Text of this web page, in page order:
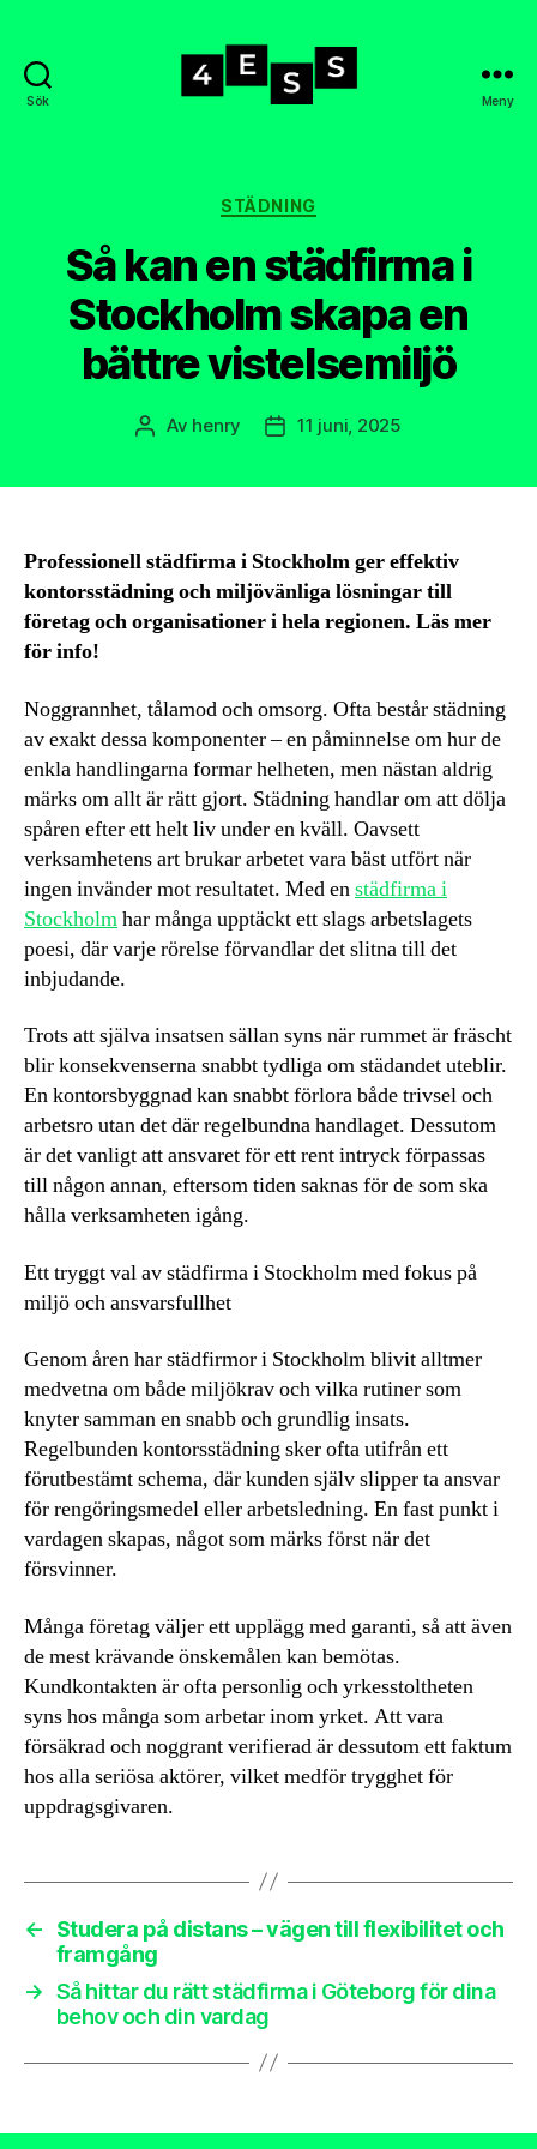
Sök Meny
Kategorier
STÄDNING
Så kan en städfirma i
Stockholm skapa en
bättre vistelsemiljö
Inläggsförfattare
Av henry Inläggsdatum
11 juni, 2025
Professionell städfirma i Stockholm ger effektiv
kontorsstädning och miljövänliga lösningar till
företag och organisationer i hela regionen. Läs mer
för info!
Noggrannhet, tålamod och omsorg. Ofta består städning
av exakt dessa komponenter – en påminnelse om hur de
enkla handlingarna formar helheten, men nästan aldrig
märks om allt är rätt gjort. Städning handlar om att dölja
spåren efter ett helt liv under en kväll. Oavsett
verksamhetens art brukar arbetet vara bäst utfört när
ingen invänder mot resultatet. Med enstädfirma i
Stockholmhar många upptäckt ett slags arbetslagets
poesi, där varje rörelse förvandlar det slitna till det
inbjudande.
Trots att själva insatsen sällan syns när rummet är fräscht
blir konsekvenserna snabbt tydliga om städandet uteblir.
En kontorsbyggnad kan snabbt förlora både trivsel och
arbetsro utan det där regelbundna handlaget. Dessutom
är det vanligt att ansvaret för ett rent intryck förpassas
till någon annan, eftersom tiden saknas för de som ska
hålla verksamheten igång.
Ett tryggt val av städfirma i Stockholm med fokus på
miljö och ansvarsfullhet
Genom åren har städfirmor i Stockholm blivit alltmer
medvetna om både miljökrav och vilka rutiner som
knyter samman en snabb och grundlig insats.
Regelbunden kontorsstädning sker ofta utifrån ett
förutbestämt schema, där kunden själv slipper ta ansvar
för rengöringsmedel eller arbetsledning. En fast punkt i
vardagen skapas, något som märks först när det
försvinner.
Många företag väljer ett upplägg med garanti, så att även
de mest krävande önskemålen kan bemötas.
Kundkontakten är ofta personlig och yrkesstoltheten
syns hos många som arbetar inom yrket. Att vara
försäkrad och noggrant verifierad är dessutom ett faktum
hos alla seriösa aktörer, vilket medför trygghet för
uppdragsgivaren.
←
Studera på distans – vägen till flexibilitet och
framgång
→ Så hittar du rätt städfirma i Göteborg för dina
behov och din vardag